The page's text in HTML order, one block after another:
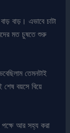
বাড়। এভাবে চাটা
মত চুষতে শুরু
তেমনটাই
বয়সে বিয়ে
পক্ষে আর সহ্য করা